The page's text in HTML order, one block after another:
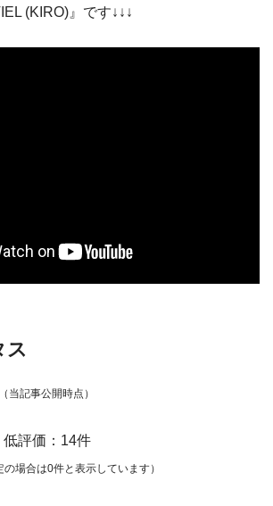
(KIRO)』です↓↓↓
ス
（当記事公開時点）
評価：14件
場合は0件と表示しています）